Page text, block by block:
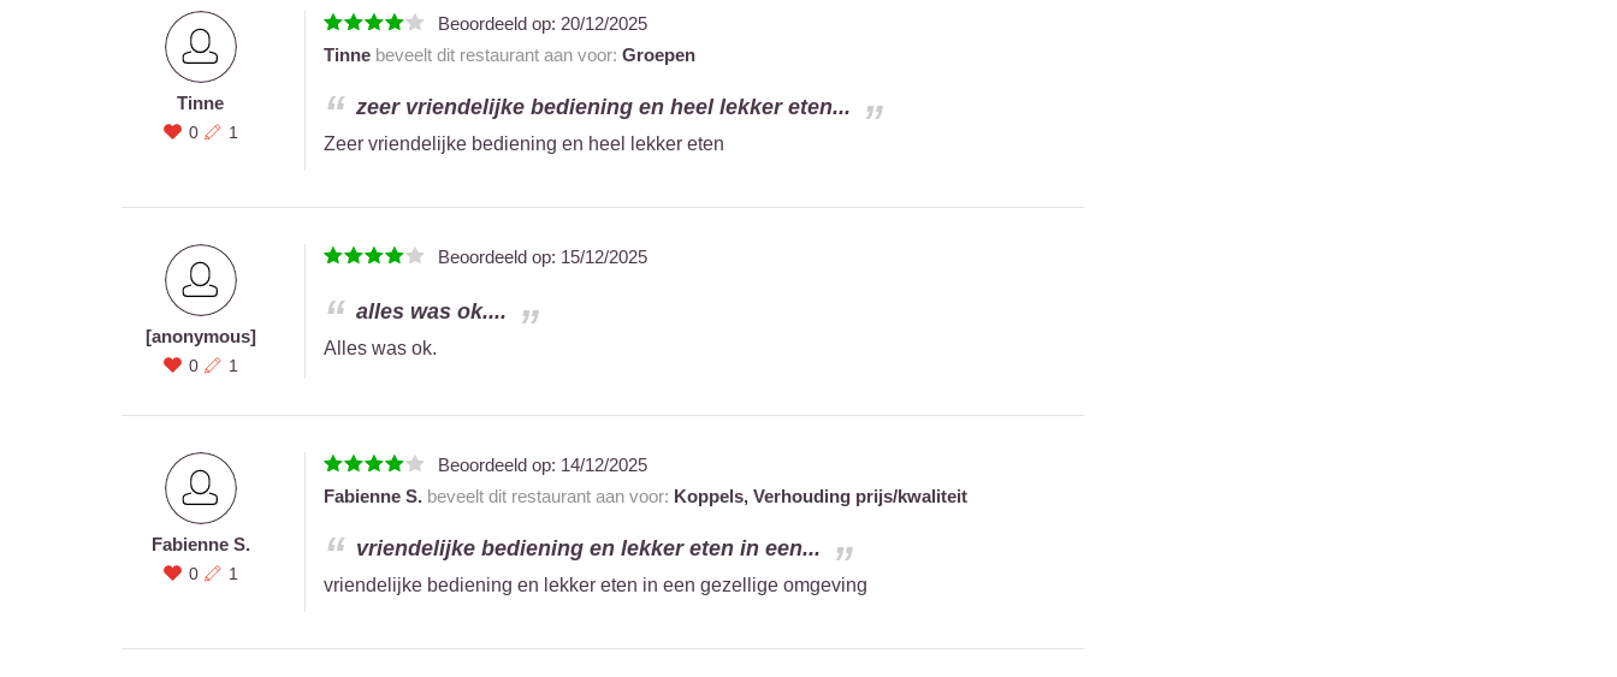
Tinne
0 1
Beoordeeld op: 20/12/2025
Tinnebeveelt dit restaurant aan voor: Groepen
zeer vriendelijke bediening en heel lekker eten...
Zeer vriendelijke bediening en heel lekker eten
[anonymous]
0 1
Beoordeeld op: 15/12/2025
alles was ok....
Alles was ok.
Fabienne S.
0 1
Beoordeeld op: 14/12/2025
Fabienne S.beveelt dit restaurant aan voor: Koppels, Verhouding prijs/kwaliteit
vriendelijke bediening en lekker eten in een...
vriendelijke bediening en lekker eten in een gezellige omgeving